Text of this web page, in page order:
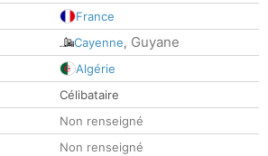
France
Cayenne, Guyane
Algérie
Célibataire
Non renseigné
Non renseigné